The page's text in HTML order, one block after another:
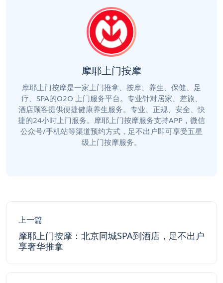
摩耶上门按摩
摩耶上门按摩是一家上门推拿、按摩、养生、保健、足
疗、SPA的O2O 上门服务平台。专业针对居家、差旅、
酒店顾客提供便捷健康养生服务。专业、正规、安全、快
捷的24小时上门服务。摩耶上门按摩服务支持APP，微信
公众号/手机站等渠道预约方式，足不出户即可享受五星
级上门按摩服务。
上一篇
摩耶上门按摩：北京同城SPA到酒店，足不出户
享奢华推拿